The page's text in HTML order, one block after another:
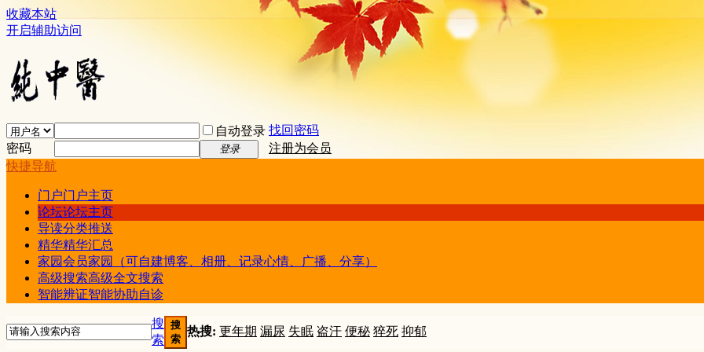
收藏本站
开启辅助访问
自动登录 找回密码
密码
登录
注册为会员
快捷导航
门户门户主页
论坛论坛主页
导读分类推送
精华精华汇总
家园会员家园（可自建博客、相册、记录心情、广播、分享）
高级搜索高级全文搜索
智能辨证智能协助自诊
搜
索
搜
索
热搜: 更年期 漏尿 失眠 盗汗 便秘 猝死 抑郁